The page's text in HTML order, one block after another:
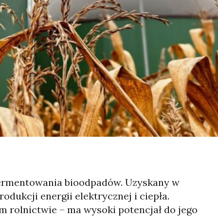
bioodpadów. Uzyskany w
energii elektrycznej i ciepła.
rolnictwie – ma wysoki potencjał do jego